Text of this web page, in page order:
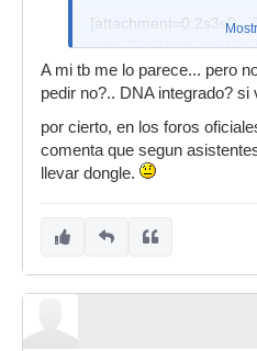
full.jpg[/
A mi tb me lo parece... pero
pedir no?.. DNA integrado? si
por cierto, en los foros
comenta que segun
llevar dongle.